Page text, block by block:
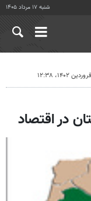
شنبه ۱۷ مرداد ۱۴۰۵
در اقتصاد